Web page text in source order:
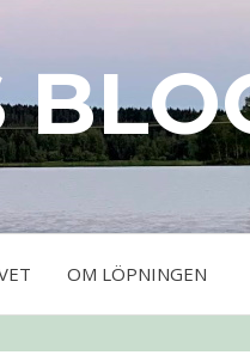
OM LÖPNINGEN